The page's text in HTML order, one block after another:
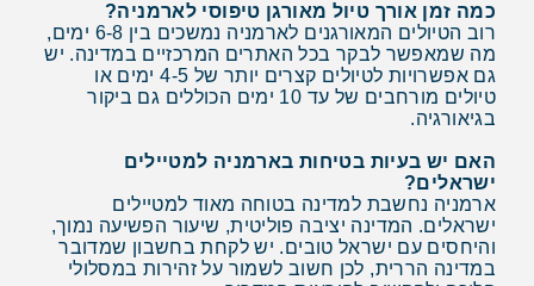
כמה זמן אורך טיול מאורגן טיפוסי לארמניה?
רוב הטיולים המאורגנים לארמניה נמשכים בין 6-8 ימים,
מה שמאפשר לבקר בכל האתרים המרכזיים במדינה. יש
גם אפשרויות לטיולים קצרים יותר של 4-5 ימים או
טיולים מורחבים של עד 10 ימים הכוללים גם ביקור
בגיאורגיה.
האם יש בעיות בטיחות בארמניה למטיילים
ישראלים?
ארמניה נחשבת למדינה בטוחה מאוד למטיילים
ישראלים. המדינה יציבה פוליטית, שיעור הפשיעה נמוך,
והיחסים עם ישראל טובים. יש לקחת בחשבון שמדובר
במדינה הררית, לכן חשוב לשמור על זהירות במסלולי